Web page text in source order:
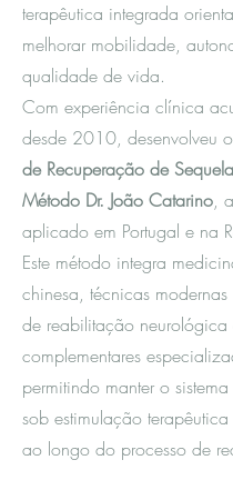
terapêutica integrada
melhorar mobilidade,
qualidade de vida.
Com experiência clínica
desde 2010, desenvolveu o
de Recuperação de
Método Dr. João Catarino,
aplicado em Portugal e na
Este método integra m
chinesa, técnicas modernas
de reabilitação neurológica
complementares
permitindo manter o
sob estimulação
ao longo do processo de